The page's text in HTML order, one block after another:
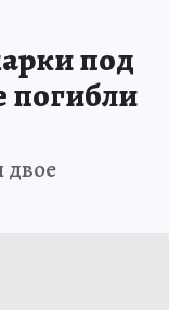
под
погибли